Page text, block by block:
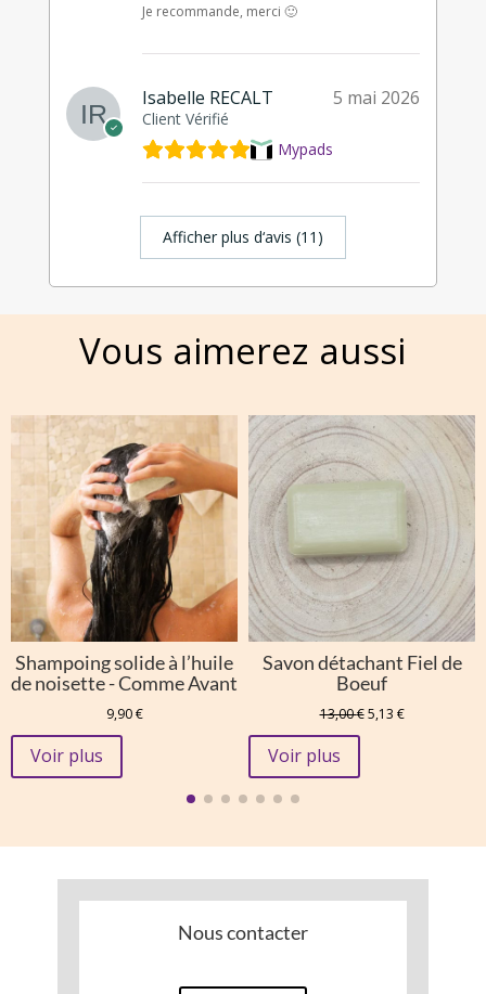
Je recommande, merci 🙂
Isabelle RECALT
Client Vérifié
5 mai 2026
Mypads
Afficher plus d‘avis (11)
Vous aimerez aussi
Shampoing solide à l’huile
de noisette - Comme Avant
9,90€
Voir plus
Savon détachant Fiel de
Boeuf
13,00€ Le
5,13 €Le
Voir plus
Nous contacter